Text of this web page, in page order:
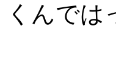
くんでは